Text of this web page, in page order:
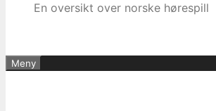
En oversikt over norske hørespill
Meny